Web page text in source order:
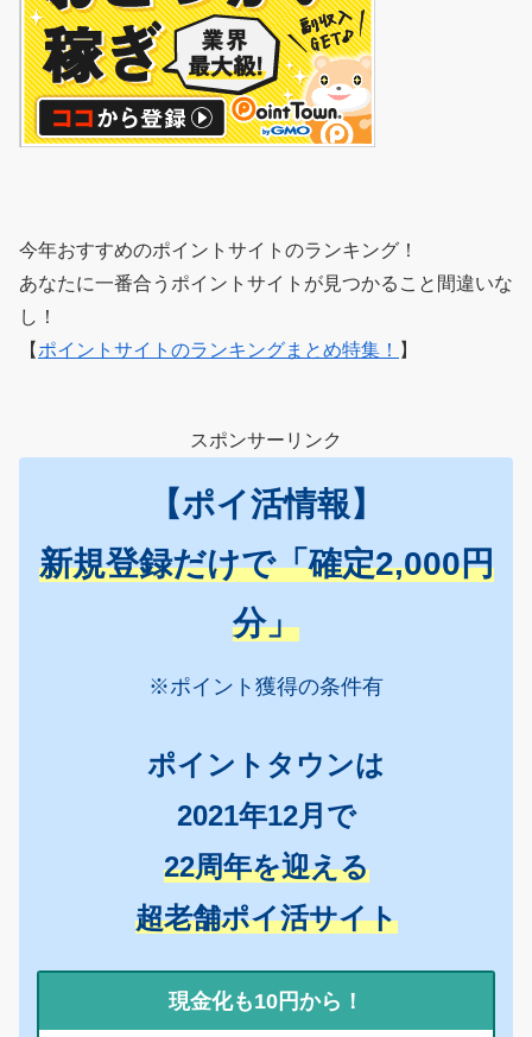
今年おすすめのポイントサイトのランキング！
あなたに一番合うポイントサイトが見つかること間違いな
し！
【 ポイントサイトのランキングまとめ特集！ 】
スポンサーリンク
【ポイ活情報】
新規登録だけで「確定2,000円
分」
※ポイント獲得の条件有
ポイントタウンは
2021年12月で
22周年を迎える
超老舗ポイ活サイト
現金化も10円から！